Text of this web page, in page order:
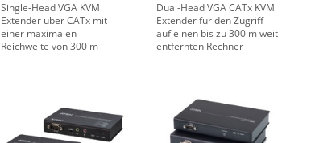
Single-Head VGA KVM
Extender über CATx mit
einer maximalen
Reichweite von 300 m
Dual-Head VGA CATx KVM
Extender für den Zugriff
auf einen bis zu 300 m weit
entfernten Rechner